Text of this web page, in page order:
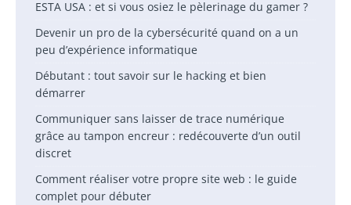
ESTA USA : et si vous osiez le pèlerinage du gamer ?
Devenir un pro de la cybersécurité quand on a un
peu d’expérience informatique
Débutant : tout savoir sur le hacking et bien
démarrer
Communiquer sans laisser de trace numérique
grâce au tampon encreur : redécouverte d’un outil
discret
Comment réaliser votre propre site web : le guide
complet pour débuter